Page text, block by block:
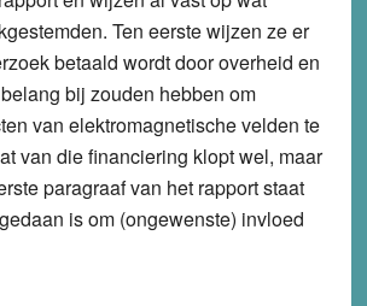
Ten eerste wijzen ze er
betaald wordt door overheid en
bij zouden hebben om
van elektromagnetische velden te
van die financiering klopt wel, maar
paragraaf van het rapport staat
is om (ongewenste) invloed